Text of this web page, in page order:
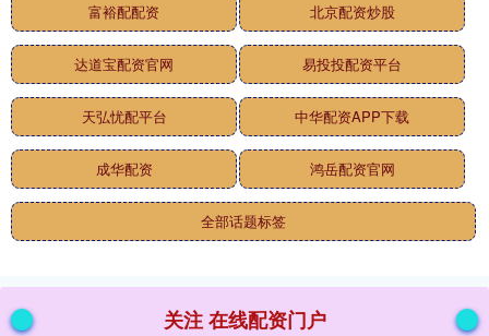
富裕配配资 北京配资炒股
达道宝配资官网 易投投配资平台
天弘忧配平台 中华配资APP下载
成华配资 鸿岳配资官网
全部话题标签
关注 在线配资门户